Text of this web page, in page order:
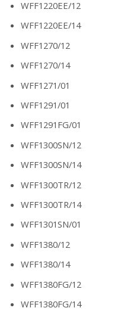
WFF1220EE/12
WFF1220EE/14
WFF1270/12
WFF1270/14
WFF1271/01
WFF1291/01
WFF1291FG/01
WFF1300SN/12
WFF1300SN/14
WFF1300TR/12
WFF1300TR/14
WFF1301SN/01
WFF1380/12
WFF1380/14
WFF1380FG/12
WFF1380FG/14